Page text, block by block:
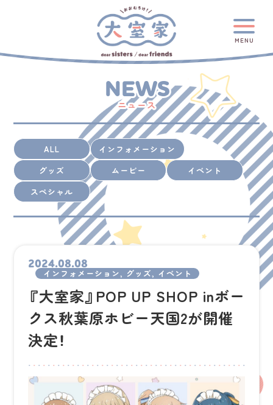
MENU
NEWS
ニュース
ALL
インフォメーション
グッズ
ムービー
イベント
スペシャル
2024.08.08
インフォメーション, グッズ, イベント
『大室家』POP UP SHOP inボー
クス秋葉原ホビー天国2が開催
決定！